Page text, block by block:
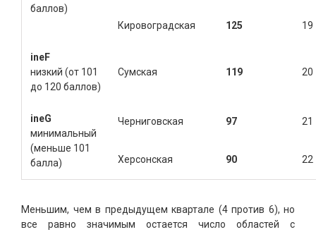
баллов)
Кировоградская
125 19
ineF
низкий (от 101
до 120 баллов)
Сумская 119 20
ineG
минимальный
(меньше 101
балла)
Черниговская 97 21
Херсонская 90 22
Меньшим, чем в предыдущем квартале (4 против 6), но
все равно значимым остается число областей с